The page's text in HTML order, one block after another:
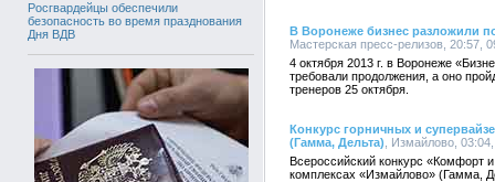
Росгвардейцы обеспечили
безопасность во время празднования
Дня ВДВ
В Воронеже бизнес разложили
Мастерская пресс-релизов, 20:57,
4 октября 2013 г. в Воронеже
требовали продолжения, а оно
тренеров 25 октября.
Конкурс горничных и
(Гамма, Дельта) , Измайлово,
Всероссийский конкурс «Комфорт
комплексах «Измайлово» (Гамма,